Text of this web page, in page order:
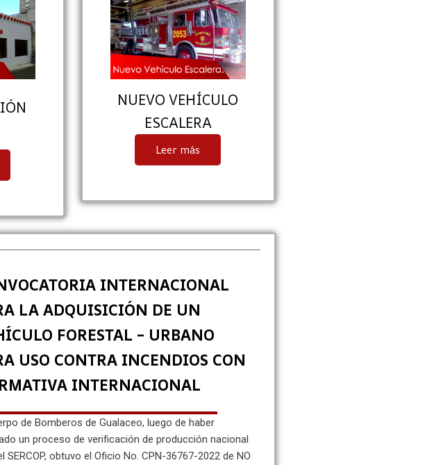
NUEVO VEHÍCULO
ESCALERA
Leer más
INTERNACIONAL
LA ADQUISICIÓN DE UN
FORESTAL – URBANO
USO CONTRA INCENDIOS CON
INTERNACIONAL
de Bomberos de Gualaceo, luego de haber
un proceso de verificación de producción nacional
SERCOP, obtuvo el Oficio No. CPN-36767-2022 de NO